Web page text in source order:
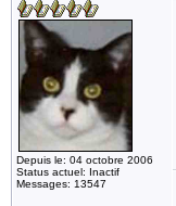
Depuis le: 04 octobre 2006
Status actuel: Inactif
Messages: 13547